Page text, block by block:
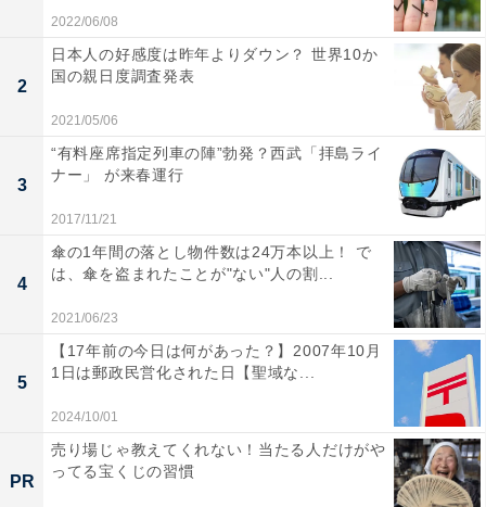
の基地局整備などの資金として、テンセントとの提携で
グローバル展開も強化します。
3位はNTTグループ。2020年はドコモの完全子会社化も
話題になりました。2021年4月には就職氷河期世代の就
業支援の追加募集を発表。新卒時に正社員になれずコロ
ナ禍で生活に苦しむ氷河期世代の学び直しを促し、再就
職につなげる活動に取り組んでいます。
4位はIBM。2021年度は前年度比2倍の1000人以上を中途
採用、特に顧客企業のデジタルトランスフォーメーショ
ン（DX）を支援する目的で、情報システム、クラウド、
人口知能（AI）分野の知識を持つ人材を集中的に採用す
る方針を発表しています。
2022/06/08
2
日本人の好感度は昨年よりダウン？ 世界10か
国の親日度調査発表
2021/05/06
3
“有料座席指定列車の陣”勃発？西武「拝島ライ
ナー」 が来春運行
2017/11/21
4
傘の1年間の落とし物件数は24万本以上！ で
は、傘を盗まれたことが"ない"人の割...
2021/06/23
5
【17年前の今日は何があった？】2007年10月
1日は郵政民営化された日【聖域な...
2024/10/01
PR
売り場じゃ教えてくれない！当たる人だけがや
ってる宝くじの習慣